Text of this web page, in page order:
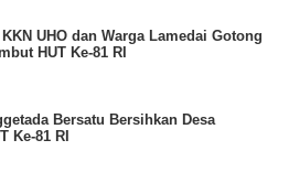
UHO dan Warga Lamedai Gotong
HUT Ke-81 RI
Bersatu Bersihkan Desa
Ke-81 RI